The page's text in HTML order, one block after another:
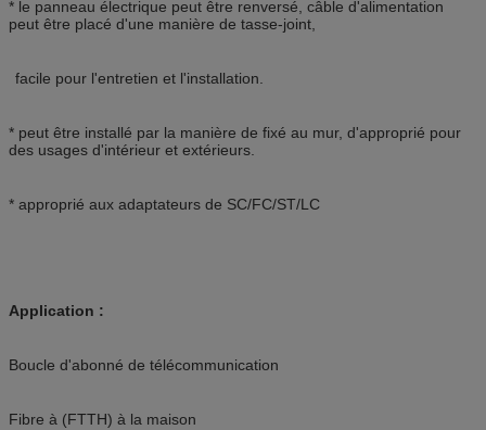
* le panneau électrique peut être renversé, câble d'alimentation
peut être placé d'une manière de tasse-joint,
facile pour l'entretien et l'installation.
* peut être installé par la manière de fixé au mur, d'approprié pour
des usages d'intérieur et extérieurs.
* approprié aux adaptateurs de SC/FC/ST/LC
Application :
Boucle d'abonné de télécommunication
Fibre à (FTTH) à la maison